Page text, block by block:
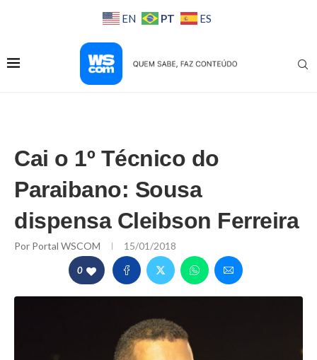
EN PT ES
Cai o 1º Técnico do
Paraibano: Sousa
dispensa Cleibson Ferreira
Por Portal WSCOM 15/01/2018
0